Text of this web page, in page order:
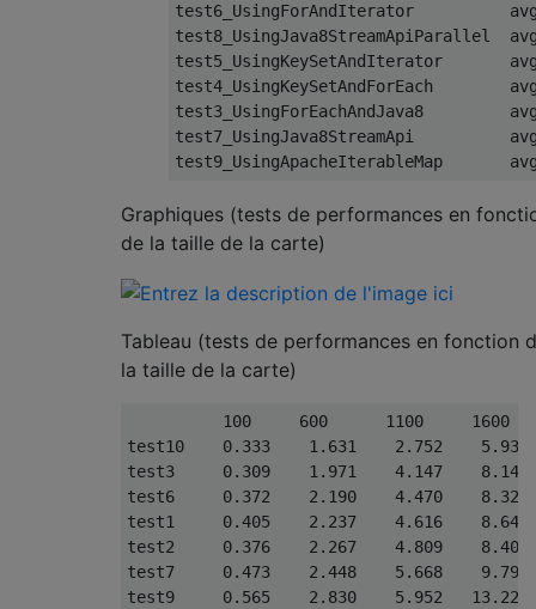
test6_UsingForAndIterator
test8_UsingJava8StreamApiParallel
test5_UsingKeySetAndIterator
test4_UsingKeySetAndForEach
test3_UsingForEachAndJava8
test7_UsingJava8StreamApi
test9_UsingApacheIterableMap
Graphiques (tests de performances en
de la taille de la carte)
Tableau (tests de performances en fonction
la taille de la carte)
100 600 1100
1600
test10 0.333 1.631 2.752
5.937
test3 0.309 1.971 4.147
8.147
test6 0.372 2.190 4.470
8.322
test1 0.405 2.237 4.616
8.645
test2 0.376 2.267 4.809
8.403
test7 0.473 2.448 5.668
9.790
test9 0.565 2.830 5.952
13.220